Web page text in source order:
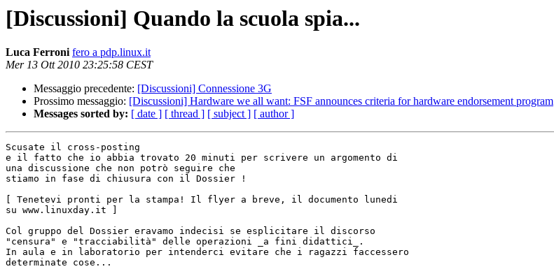
[Discussioni] Quando la scuola spia...
Luca Ferroni fero a pdp.linux.it
Mer 13 Ott 2010 23:25:58 CEST
Messaggio precedente: [Discussioni] Connessione 3G
Prossimo messaggio: [Discussioni] Hardware we all want: FSF announces criteria for hardware endorsement program
Messages sorted by: [ date ] [ thread ] [ subject ] [ author ]
Scusate il cross-posting
e il fatto che io abbia trovato 20 minuti per scrivere un argomento di
una discussione che non potrò seguire che
stiamo in fase di chiusura con il Dossier !
[ Tenetevi pronti per la stampa! Il flyer a breve, il documento lunedi
su www.linuxday.it ]
Col gruppo del Dossier eravamo indecisi se esplicitare il discorso
"censura" e "tracciabilità" delle operazioni _a fini didattici_.
In aula e in laboratorio per intenderci evitare che i ragazzi faccessero
determinate cose...